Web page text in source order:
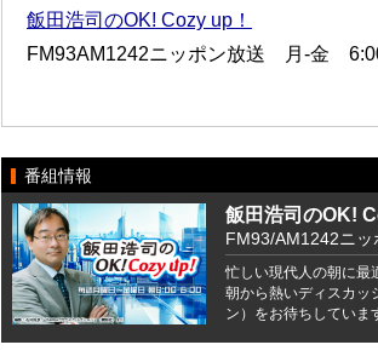
飯田浩司のOK! Cozy up！
FM93AM1242ニッポン放送 月-金
番組情報
飯田浩司のOK!
FM93/AM1242ニ
忙しい現代人の朝に最
朝から熱いディスカッ
ン）をお待ちしていま